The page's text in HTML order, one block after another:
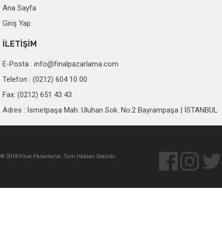
Ana Sayfa
Giriş Yap
İLETİŞİM
E-Posta : info@finalpazarlama.com
Telefon : (0212) 604 10 00
Fax: (0212) 651 43 43
Adres : İsmetpaşa Mah. Uluhan Sok. No:2 Bayrampaşa | İSTANBUL
© 2018 Final Pazarlama. Tüm Hakları Saklıdır.